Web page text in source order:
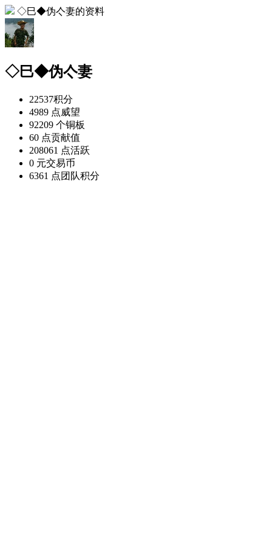
◇巳◆伪亽妻的资料
◇巳◆伪亽妻
22537积分
4989 点威望
92209 个铜板
60 点贡献值
208061 点活跃
0 元交易币
6361 点团队积分